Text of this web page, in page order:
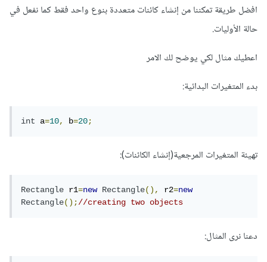
افضل طريقة تمكننا من إنشاء كائنات متعددة بنوع واحد فقط كما نفعل في
حالة الأوليات.
اعطيك مثال لكي يوضح لك الامر
بدء المتغيرات البدائية:
int a=10, b=20;
تهيئة المتغيرات المرجعية(إنشاء الكائنات):
Rectangle r1=new Rectangle(), r2=new
Rectangle();//creating two objects
دعنا نرى المثال: